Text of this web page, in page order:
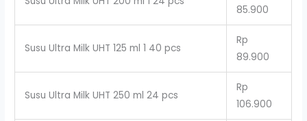
85.900
Susu Ultra Milk UHT 125 ml 1 40 pcs
Rp
89.900
Susu Ultra Milk UHT 250 ml 24 pcs
Rp
106.900